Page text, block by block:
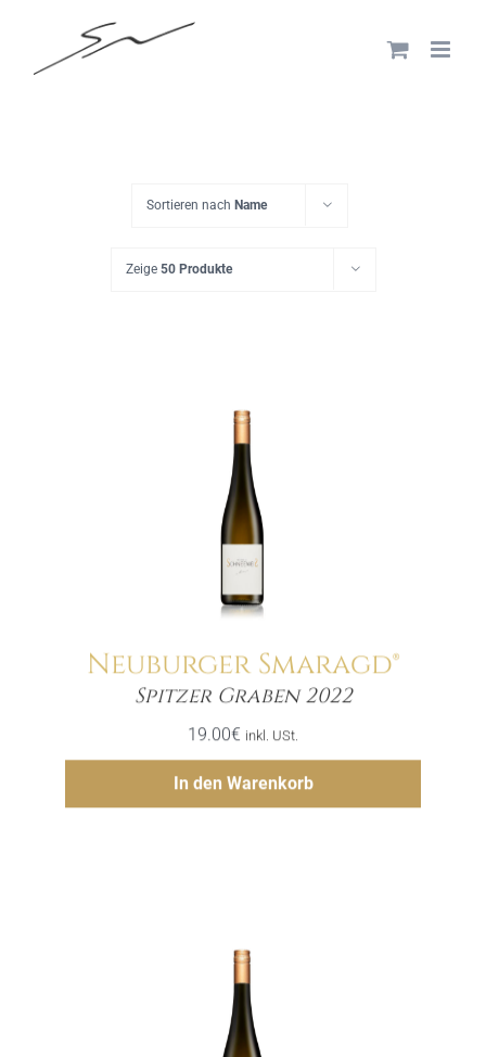
content
Sortieren nach Name
Zeige 50 Produkte
Neuburger Smaragd®
Spitzer Graben 2022
19.00€ inkl. USt.
In den Warenkorb
Menge
Hinzufügen